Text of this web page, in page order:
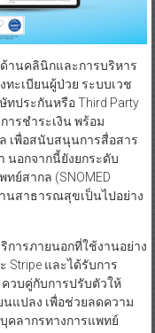
านคลินิกและการบริหาร
ะเบียนผู้ป่วย ระบบเวช
ทประกันหรือ Third Party
ารชำระเงิน พร้อม
เพื่อสนับสนุนการสื่อสาร
นอกจากนี้ยังยกระดับ
ย์สากล (SNOMED
นสาธารณสุขเป็นไปอย่าง
การภายนอกที่ใช้งานอย่าง
Stripe และได้รับการ
วบคู่กับการปรับตัวให้
แปลง เพื่อช่วยลดความ
คลากรทางการแพทย์